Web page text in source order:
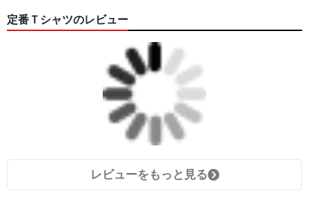
定番Ｔシャツのレビュー
レビューをもっと見る